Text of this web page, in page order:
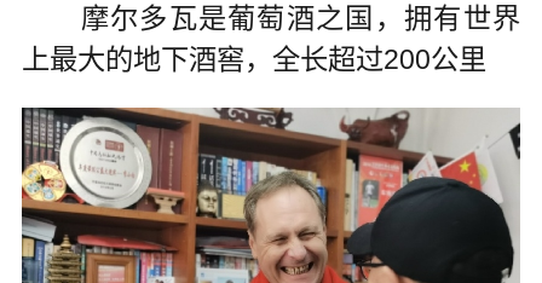
摩尔多瓦是葡萄酒之国，拥有世界
上最大的地下酒窖，全长超过200公里